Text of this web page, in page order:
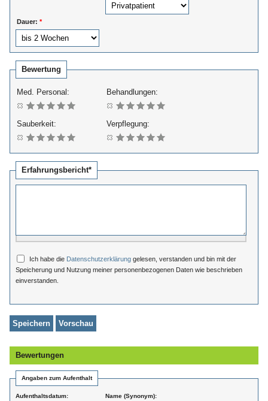
Dauer: *
Bewertung
Med. Personal: Behandlungen:
Sauberkeit: Verpflegung:
Erfahrungsbericht*
Ich habe die Datenschutzerklärung gelesen, verstanden und bin mit der
Speicherung und Nutzung meiner personenbezogenen Daten wie beschrieben
einverstanden.
Bewertungen
Angaben zum Aufenthalt
Aufenthaltsdatum: Name (Synonym):